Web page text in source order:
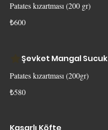
Patates kızartması (200 gr)
₺600
Şevket Mangal Sucuk
Patates kızartması (200gr)
₺580